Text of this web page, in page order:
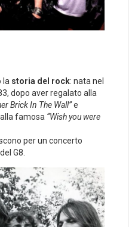
la storia del rock: nata nel
dopo aver regalato alla
Brick In The Wall”e
famosa “Wish you were
per un concerto
G8.